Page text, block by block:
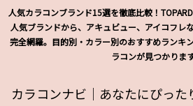
人気カラコンブランド15選を徹底比較！
人気ブランドから、アキュビュー、アイコフレ
完全網羅。目的別・カラー別のおすすめランキ
ラコンが見つかります
カラコンナビ｜あなたにぴっ